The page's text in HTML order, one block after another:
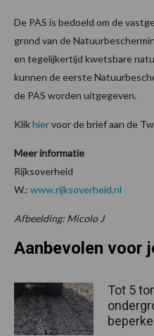
De PAS is bedoeld om de
grond van de
en tegelijkertijd kwetsbare
kunnen de eerste
de PAS worden uitgegeven.
Klikhiervoor de brief aan de
Meer informatie
Rijksoverheid
W.: www.rijksoverheid.nl
Afbeelding: Micolo J
Aanbevolen voor
Tot 5